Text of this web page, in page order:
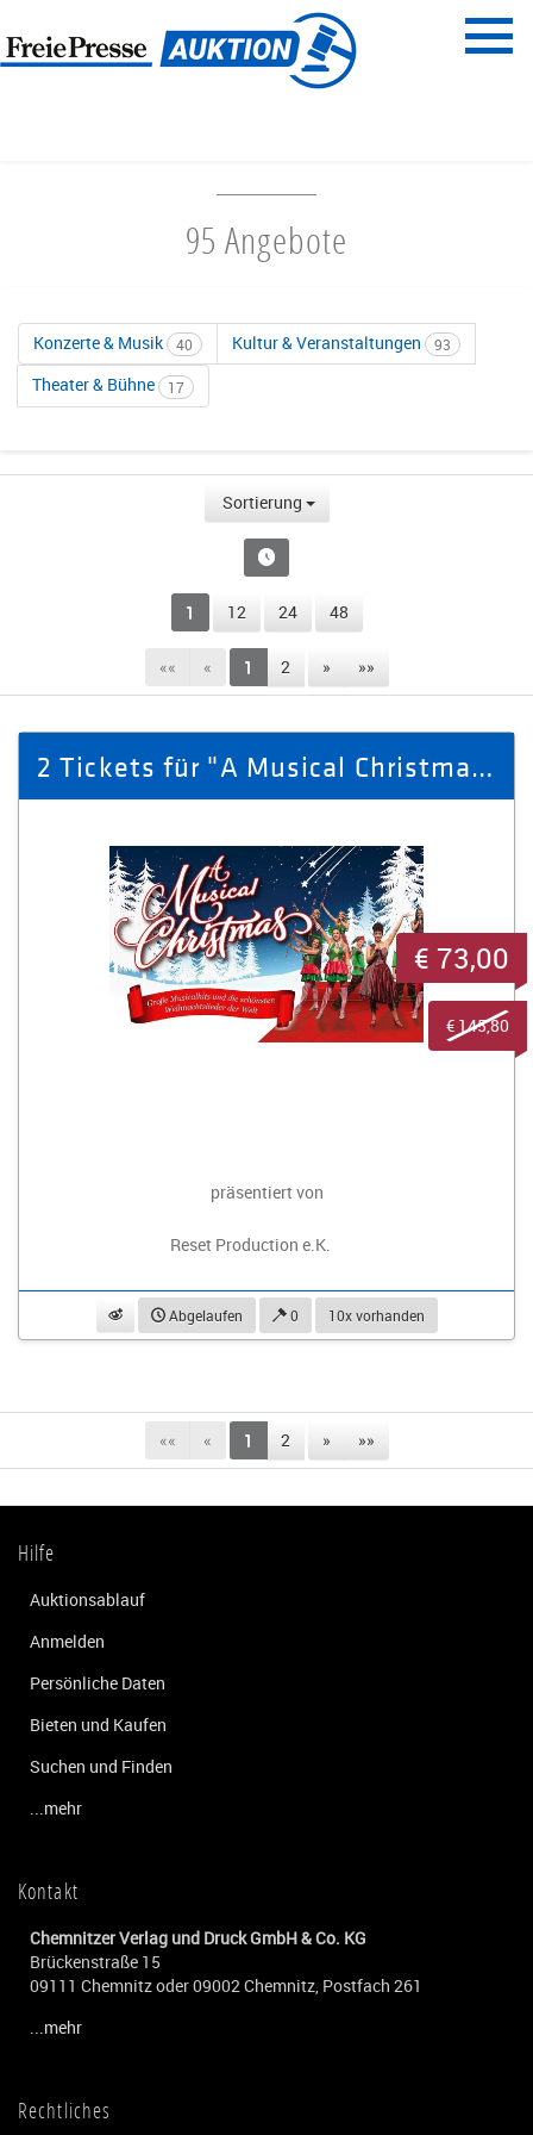
Menü
95 Angebote
Konzerte & Musik 40 Kultur & Veranstaltungen 93
Theater & Bühne 17
Sortierung
1 12 24 48
«« « 1 2 » »»
2 Tickets für "A Musical Christmas" am 23.12.2025 in Plauen
präsentiert von
Reset Production e.K.
beobachtenAbgelaufen 0 10x vorhanden
€ 73,00
€ 145,80
«« « 1 2 » »»
Hilfe
Auktionsablauf
Anmelden
Persönliche Daten
Bieten und Kaufen
Suchen und Finden
...mehr
Kontakt
Chemnitzer Verlag und Druck GmbH & Co. KG
Brückenstraße 15
09111 Chemnitz oder 09002 Chemnitz, Postfach 261
...mehr
Rechtliches